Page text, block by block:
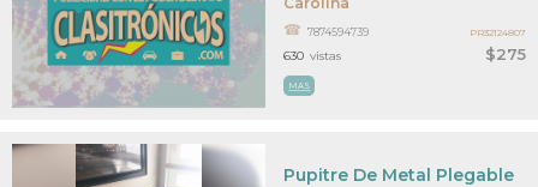
$275
7874594739
MAS
630 vistas
PR32124807
Pupitre De Metal Plegable